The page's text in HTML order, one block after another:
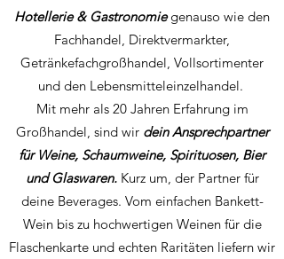
Hotellerie & Gastronomiegenauso wie den
Fachhandel, Direktvermarkter,
Getränkefachgroßhandel, Vollsortimenter
und den Lebensmitteleinzelhandel.
Mit mehr als 20 Jahren Erfahrung im
Großhandel, sind wir dein Ansprechpartner
für Weine, Schaumweine, Spirituosen, Bier
und Glaswaren.Kurz um, der Partner für
deine Beverages. Vom einfachen Bankett-
Wein bis zu hochwertigen Weinen für die
Flaschenkarte und echten Raritäten liefern wir